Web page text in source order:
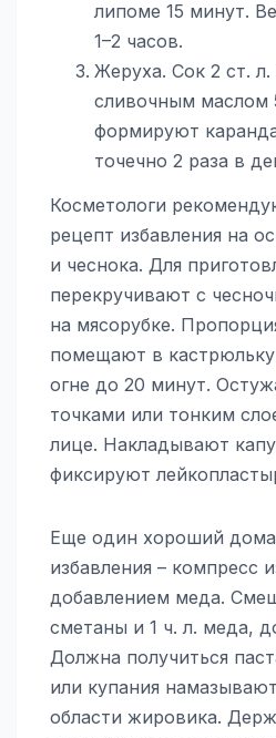
липоме 15 минут.
1–2 часов.
Жеруха. Сок 2 ст.
сливочным маслом
формируют
точечно 2 раза в
Косметологи
рецепт избавления на
и чеснока. Для
перекручивают с
на мясорубке.
помещают в
огне до 20 минут.
точками или тонким
лице. Накладывают
фиксируют
Еще один хороший
избавления – компресс
добавлением меда.
сметаны и 1 ч. л. меда,
Должна получиться
или купания
области жировика.